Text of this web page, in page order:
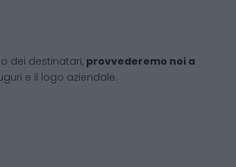
dei destinatari, provvederemo noi a
e il logo aziendale.